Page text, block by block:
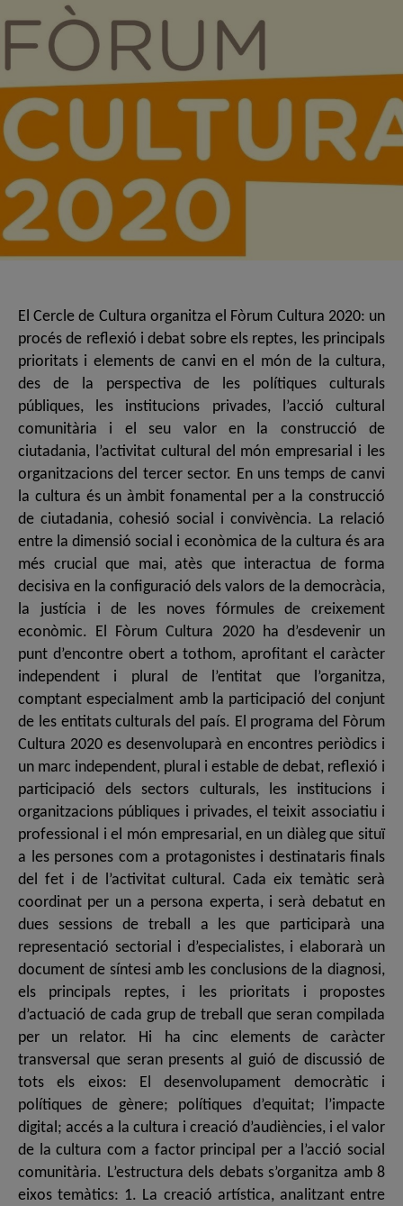
El Cercle de Cultura organitza el Fòrum Cultura 2020: un
procés de reflexió i debat sobre els reptes, les principals
prioritats i elements de canvi en el món de la cultura,
des de la perspectiva de les polítiques culturals
públiques, les institucions privades, l’acció cultural
comunitària i el seu valor en la construcció de
ciutadania, l’activitat cultural del món empresarial i les
organitzacions del tercer sector. En uns temps de canvi
la cultura és un àmbit fonamental per a la construcció
de ciutadania, cohesió social i convivència. La relació
entre la dimensió social i econòmica de la cultura és ara
més crucial que mai, atès que interactua de forma
decisiva en la configuració dels valors de la democràcia,
la justícia i de les noves fórmules de creixement
econòmic. El Fòrum Cultura 2020 ha d’esdevenir un
punt d’encontre obert a tothom, aprofitant el caràcter
independent i plural de l’entitat que l’organitza,
comptant especialment amb la participació del conjunt
de les entitats culturals del país. El programa del Fòrum
Cultura 2020 es desenvoluparà en encontres periòdics i
un marc independent, plural i estable de debat, reflexió i
participació dels sectors culturals, les institucions i
organitzacions públiques i privades, el teixit associatiu i
professional i el món empresarial, en un diàleg que situï
a les persones com a protagonistes i destinataris finals
del fet i de l’activitat cultural. Cada eix temàtic serà
coordinat per un a persona experta, i serà debatut en
dues sessions de treball a les que participarà una
representació sectorial i d’especialistes, i elaborarà un
document de síntesi amb les conclusions de la diagnosi,
els principals reptes, i les prioritats i propostes
d’actuació de cada grup de treball que seran compilada
per un relator. Hi ha cinc elements de caràcter
transversal que seran presents al guió de discussió de
tots els eixos: El desenvolupament democràtic i
polítiques de gènere; polítiques d’equitat; l’impacte
digital; accés a la cultura i creació d’audiències, i el valor
de la cultura com a factor principal per a l’acció social
comunitària. L’estructura dels debats s’organitza amb 8
eixos temàtics: 1. La creació artística, analitzant entre